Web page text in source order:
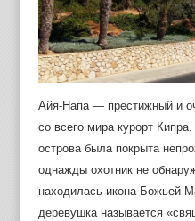
Айя-Напа — престижный и
со всего мира курорт
острова была покрыта
однажды охотник не
находилась икона Божьей
деревушка называется